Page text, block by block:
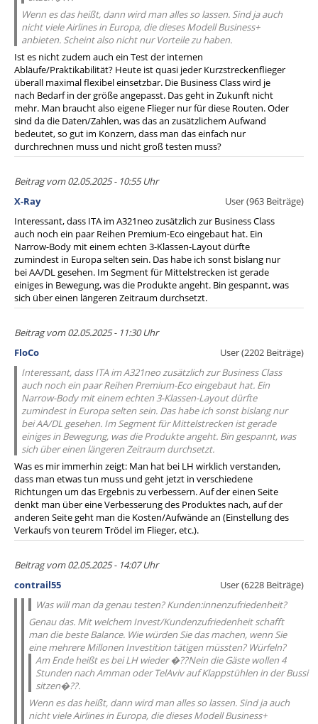
Wenn es das heißt, dann wird man alles so lassen. Sind ja auch
nicht viele Airlines in Europa, die dieses Modell Business+
anbieten. Scheint also nicht nur Vorteile zu haben.
Ist es nicht zudem auch ein Test der internen
Abläufe/Praktikabilität? Heute ist quasi jeder Kurzstreckenflieger
überall maximal flexibel einsetzbar. Die Business Class wird je
nach Bedarf in der größe angepasst. Das geht in Zukunft nicht
mehr. Man braucht also eigene Flieger nur für diese Routen. Oder
sind da die Daten/Zahlen, was das an zusätzlichem Aufwand
bedeutet, so gut im Konzern, dass man das einfach nur
durchrechnen muss und nicht groß testen muss?
Beitrag vom 02.05.2025 - 10:55 Uhr
X-Ray
User (963 Beiträge)
Interessant, dass ITA im A321neo zusätzlich zur Business Class
auch noch ein paar Reihen Premium-Eco eingebaut hat. Ein
Narrow-Body mit einem echten 3-Klassen-Layout dürfte
zumindest in Europa selten sein. Das habe ich sonst bislang nur
bei AA/DL gesehen. Im Segment für Mittelstrecken ist gerade
einiges in Bewegung, was die Produkte angeht. Bin gespannt, was
sich über einen längeren Zeitraum durchsetzt.
Beitrag vom 02.05.2025 - 11:30 Uhr
FloCo
User (2202 Beiträge)
Interessant, dass ITA im A321neo zusätzlich zur Business Class
auch noch ein paar Reihen Premium-Eco eingebaut hat. Ein
Narrow-Body mit einem echten 3-Klassen-Layout dürfte
zumindest in Europa selten sein. Das habe ich sonst bislang nur
bei AA/DL gesehen. Im Segment für Mittelstrecken ist gerade
einiges in Bewegung, was die Produkte angeht. Bin gespannt, was
sich über einen längeren Zeitraum durchsetzt.
Was es mir immerhin zeigt: Man hat bei LH wirklich verstanden,
dass man etwas tun muss und geht jetzt in verschiedene
Richtungen um das Ergebnis zu verbessern. Auf der einen Seite
denkt man über eine Verbesserung des Produktes nach, auf der
anderen Seite geht man die Kosten/Aufwände an (Einstellung des
Verkaufs von teurem Trödel im Flieger, etc.).
Beitrag vom 02.05.2025 - 14:07 Uhr
contrail55
User (6228 Beiträge)
Was will man da genau testen? Kunden:innenzufriedenheit?
Genau das. Mit welchem Invest/Kundenzufriedenheit schafft
man die beste Balance. Wie würden Sie das machen, wenn Sie
eine mehrere Millonen Investition tätigen müssten? Würfeln?
Am Ende heißt es bei LH wieder �??Nein die Gäste wollen 4
Stunden nach Amman oder TelAviv auf Klappstühlen in der Bussi
sitzen�??.
Wenn es das heißt, dann wird man alles so lassen. Sind ja auch
nicht viele Airlines in Europa, die dieses Modell Business+